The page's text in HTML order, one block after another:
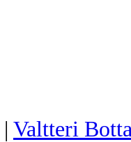
| Valtteri